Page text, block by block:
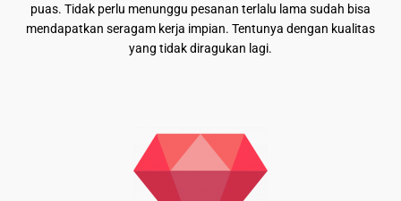
puas. Tidak perlu menunggu pesanan terlalu lama sudah bisa
mendapatkan seragam kerja impian. Tentunya dengan kualitas
yang tidak diragukan lagi.